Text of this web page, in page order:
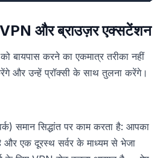
VPN और ब्राउज़र एक्सटेंशन
बायपास करने का एकमात्र तरीका नहीं
और उन्हें प्रॉक्सी के साथ तुलना करेंगे।
समान सिद्धांत पर काम करता है: आपका
और एक दूरस्थ सर्वर के माध्यम से भेजा